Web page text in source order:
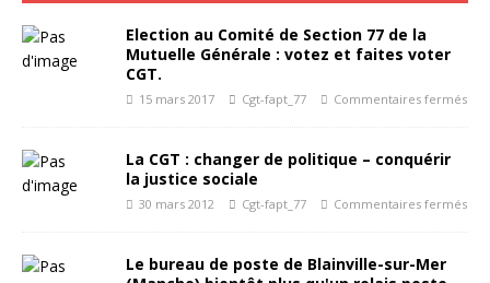
Election au Comité de Section 77 de la
Mutuelle Générale : votez et faites voter
CGT.
15 mars 2017 Cgt-fapt_77 Commentaires fermés
La CGT : changer de politique – conquérir
la justice sociale
30 mars 2012 Cgt-fapt_77 Commentaires fermés
Le bureau de poste de Blainville-sur-Mer